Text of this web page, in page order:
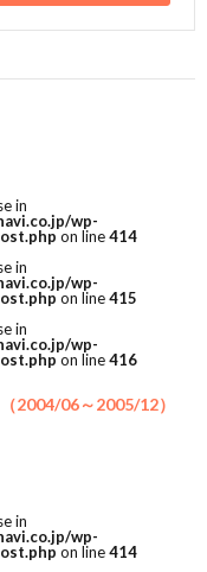
in
wp-
on line414
in
wp-
on line415
in
wp-
on line416
2004/06～2005/12）
in
wp-
on line414